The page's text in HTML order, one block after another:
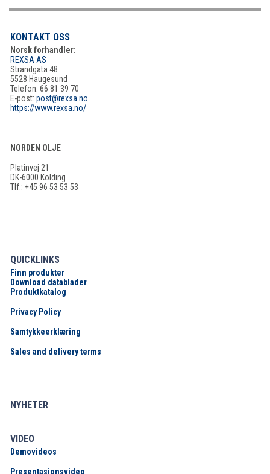
KONTAKT OSS
Norsk forhandler:
REXSA AS
Strandgata 48
5528 Haugesund
Telefon: 66 81 39 70
E-post: post@rexsa.no
https://www.rexsa.no/
NORDEN OLJE
Platinvej 21
DK-6000 Kolding
Tlf.: +45 96 53 53 53
QUICKLINKS
Finn produkter
Download datablader
Produktkatalog
Privacy Policy
Samtykkeerklæring
Sales and delivery terms
NYHETER
VIDEO
Demovideos
Presentasjonsvideo